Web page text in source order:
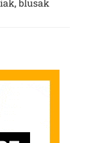
blusak